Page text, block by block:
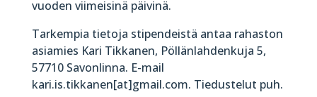
vuoden viimeisinä päivinä.
Tarkempia tietoja stipendeistä antaa rahaston
asiamies Kari Tikkanen, Pöllänlahdenkuja 5,
57710 Savonlinna. E-mail
kari.is.tikkanen[at]gmail.com. Tiedustelut puh.